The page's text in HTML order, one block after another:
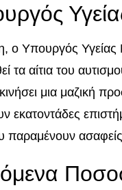
ο Υπουργός Υγείας
τα αίτια του
μια μαζική
εκατοντάδες
παραμένουν